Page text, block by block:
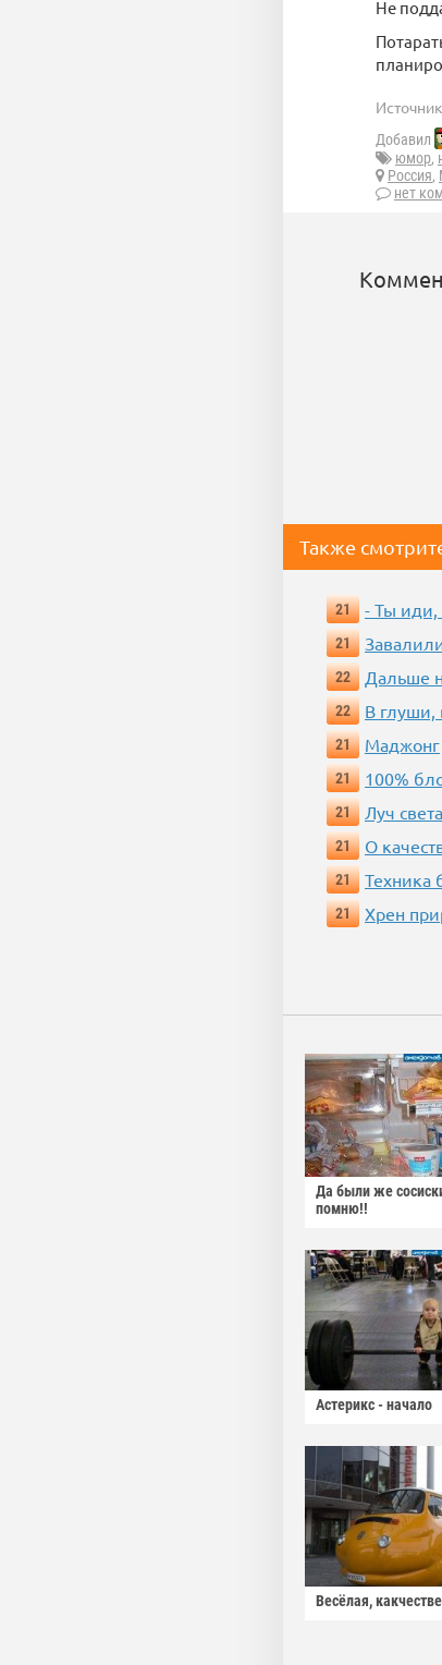
Не
Добавил
юмор,
Россия,
нет
Также
21 - Ты иди,
21
22
Дальше
22
В глуши,
21
Маджонг
21
100%
21
Луч
21
О
21
Техника
21
Хрен
Да были же
помню!!
Астерикс - начало
Весёлая,